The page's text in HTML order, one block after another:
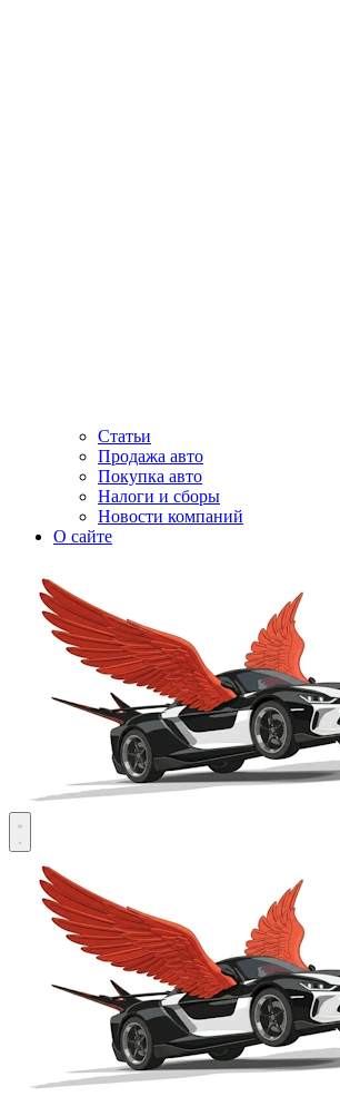
Статьи
Продажа авто
Покупка авто
Налоги и сборы
Новости компаний
О сайте